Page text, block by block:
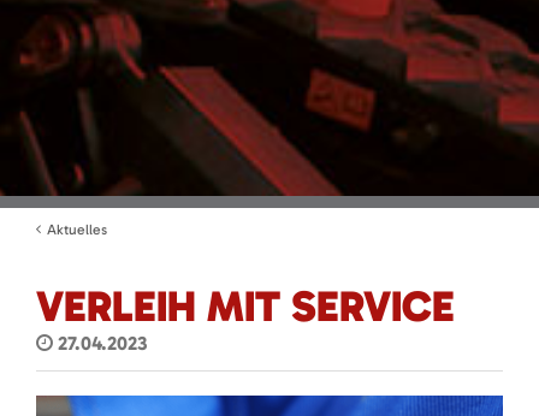
Aktuelles
VERLEIH MIT SERVICE
27.04.2023